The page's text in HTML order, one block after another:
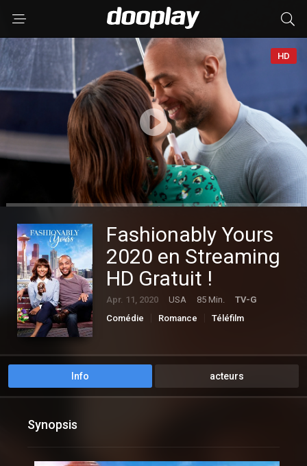
HD
Fashionably Yours
2020 en Streaming
HD Gratuit !
Apr. 11, 2020 USA 85 Min.
TV-G
Comédie
Romance Téléfilm
Info acteurs
Synopsis